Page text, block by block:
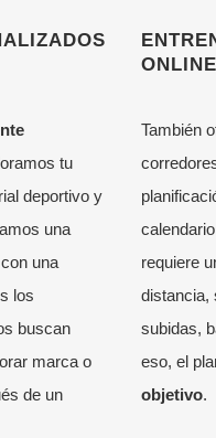
tu
deportivo y
una
una
los
buscan
marca o
de un
ONLINE
También
requiere
distancia,
subidas,
eso, el
objetivo.